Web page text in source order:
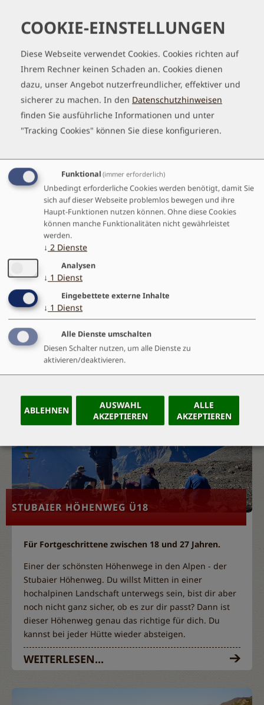
welcher inmitten des Nationalparks Hohentauern
Erwachsene ist diese Tour ein echtes Highlight.
WEITERLESEN...
LECHQUELLENRUNDE Ü18
Für Anfänger*innen zwischen 18 und 27 Jahren.
Lechquellenrunde: Unsere Lieblingstour abseits der
großen Alpenüberquerungen. Genusswanderungen
und Vorbereitungstour für anspruchsvollere
E5.
WEITERLESEN...
STUBAIER HÖHENWEG Ü18
Für Fortgeschrittene zwischen 18 und 27 Jahren.
Einer der schönsten Höhenwege in den Alpen - der
Stubaier Höhenweg. Du willst Mitten in einer
hochalpinen Landschaft unterwegs sein, bist dir aber
noch nicht ganz sicher, ob es zur dir passt? Dann ist
dieser Höhenweg genau das richtige für dich. Du
kannst bei jeder Hütte wieder absteigen.
WEITERLESEN...
handlerCOOKIE-EINSTELLUNGEN
Diese Webseite verwendet Cookies. Cookies richten auf
Ihrem Rechner keinen Schaden an. Cookies dienen
dazu, unser Angebot nutzerfreundlicher, effektiver und
sicherer zu machen. In den Datenschutzhinweisen
finden Sie ausführliche Informationen und unter
"Tracking Cookies" können Sie diese konfigurieren.
Funktional (immer erforderlich)
Unbedingt erforderliche Cookies werden benötigt, damit Sie
sich auf dieser Webseite problemlos bewegen und ihre
Haupt-Funktionen nutzen können. Ohne diese Cookies
können manche Funktionalitäten nicht gewährleistet
werden.
↓ 2 Dienste
Analysen
↓ 1 Dienst
Eingebettete externe Inhalte
↓ 1 Dienst
Alle Dienste umschalten
Diesen Schalter nutzen, um alle Dienste zu
aktivieren/deaktivieren.
ABLEHNEN
AUSWAHL
AKZEPTIEREN
ALLE
AKZEPTIEREN
handler